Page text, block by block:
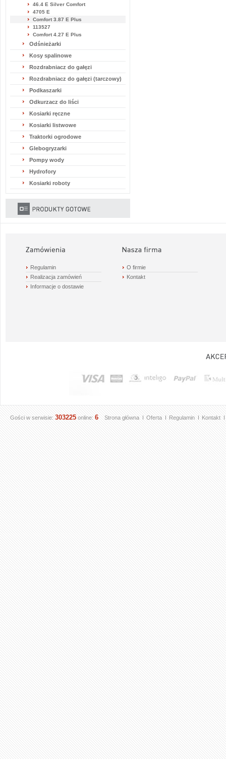
46.4 E Silver Comfort
4705 E
Comfort 3.87 E Plus
113527
Comfort 4.27 E Plus
Odśnieżarki
Kosy spalinowe
Rozdrabniacz do gałęzi
Rozdrabniacz do gałęzi (tarczowy)
Podkaszarki
Odkurzacz do liści
Kosiarki ręczne
Kosiarki listwowe
Traktorki ogrodowe
Glebogryzarki
Pompy wody
Hydrofory
Kosiarki roboty
Regulamin
Realizacja zamówień
Informacje o dostawie
O firmie
Kontakt
Strona główna Oferta Regulamin Kontakt
Gości w serwisie: 303225 online: 6